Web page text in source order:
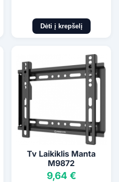
Dėti į krepšelį
Tv Laikiklis Manta
M9872
9,64 €